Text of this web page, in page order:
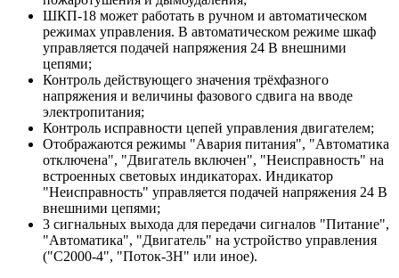
ШКП-18 может работать в ручном и автоматическом
режимах управления. В автоматическом режиме шкаф
управляется подачей напряжения 24 В внешними
цепями;
Контроль действующего значения трёхфазного
напряжения и величины фазового сдвига на вводе
электропитания;
Контроль исправности цепей управления двигателем;
Отображаются режимы "Авария питания", "Автоматика
отключена", "Двигатель включен", "Неисправность" на
встроенных световых индикаторах. Индикатор
"Неисправность" управляется подачей напряжения 24 В
внешними цепями;
3 сигнальных выхода для передачи сигналов "Питание",
"Автоматика", "Двигатель" на устройство управления
("С2000-4", "Поток-3Н" или иное).